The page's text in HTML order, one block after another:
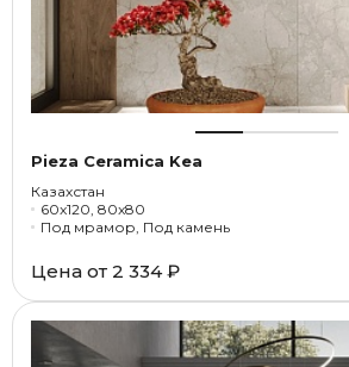
Pieza Ceramica Kea
Казахстан
60x120, 80x80
Под мрамор, Под камень
Цена от 2 334 ₽